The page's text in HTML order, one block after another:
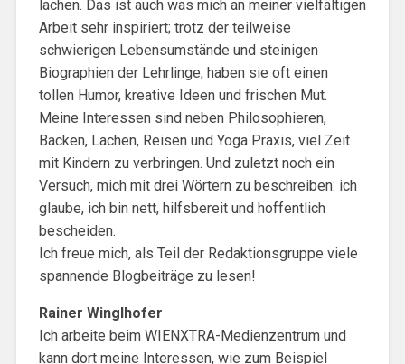
lachen. Das ist auch was mich an meiner vielfältigen
Arbeit sehr inspiriert; trotz der teilweise
schwierigen Lebensumstände und steinigen
Biographien der Lehrlinge, haben sie oft einen
tollen Humor, kreative Ideen und frischen Mut.
Meine Interessen sind neben Philosophieren,
Backen, Lachen, Reisen und Yoga Praxis, viel Zeit
mit Kindern zu verbringen. Und zuletzt noch ein
Versuch, mich mit drei Wörtern zu beschreiben: ich
glaube, ich bin nett, hilfsbereit und hoffentlich
bescheiden.
Ich freue mich, als Teil der Redaktionsgruppe viele
spannende Blogbeiträge zu lesen!
Rainer Winglhofer
Ich arbeite beim WIENXTRA-Medienzentrum und
kann dort meine Interessen, wie zum Beispiel